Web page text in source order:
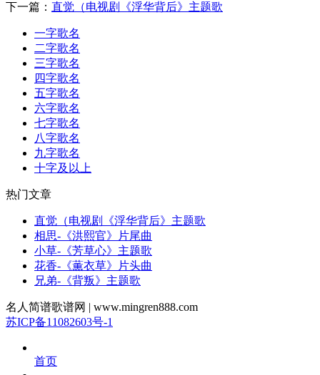
下一篇： 直觉（电视剧《浮华背后》主题歌
一字歌名
二字歌名
三字歌名
四字歌名
五字歌名
六字歌名
七字歌名
八字歌名
九字歌名
十字及以上
热门文章
直觉（电视剧《浮华背后》主题歌
相思-《洪熙官》片尾曲
小草-《芳草心》主题歌
花香-《薫衣草》片头曲
兄弟-《背叛》主题歌
名人简谱歌谱网 | www.mingren888.com
苏ICP备11082603号-1
首页